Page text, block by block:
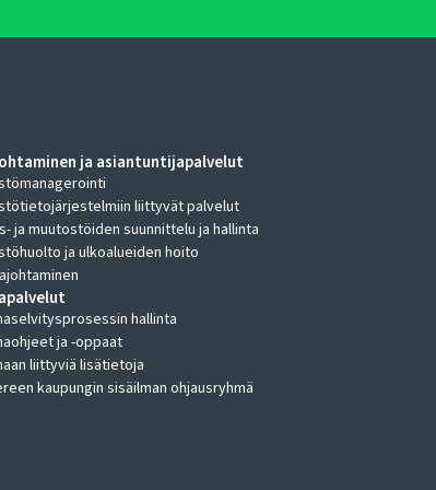
ja asiantuntijapalvelut
liittyvät palvelut
ja muutostöiden suunnittelu ja hallinta
ja ulkoalueiden hoito
hallinta
ja -oppaat
liittyviä lisätietoja
kaupungin sisäilman ohjausryhmä